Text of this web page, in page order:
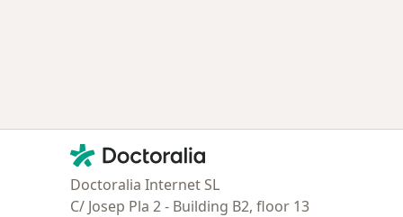
Contacto
Doctoralia - Página de inicio
Doctoralia Internet SL
C/ Josep Pla 2 - Building B2, floor 13